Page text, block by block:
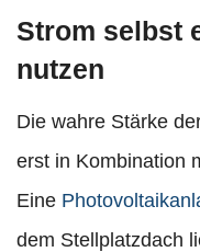
Strom selbst
nutzen
Die wahre Stärke
erst in Kombination
Eine
dem Stellplatzdach